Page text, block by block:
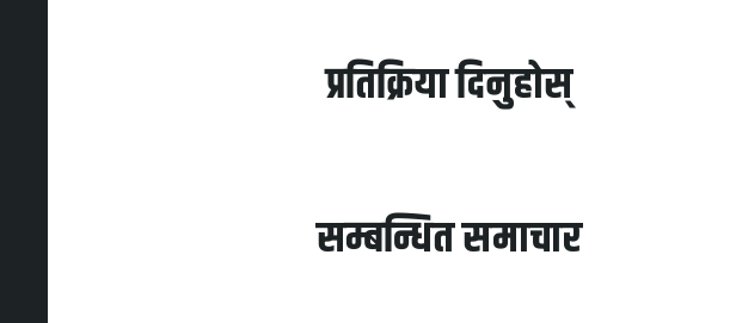
प्रतिक्रिया दिनुहोस्
सम्बन्धित समाचार